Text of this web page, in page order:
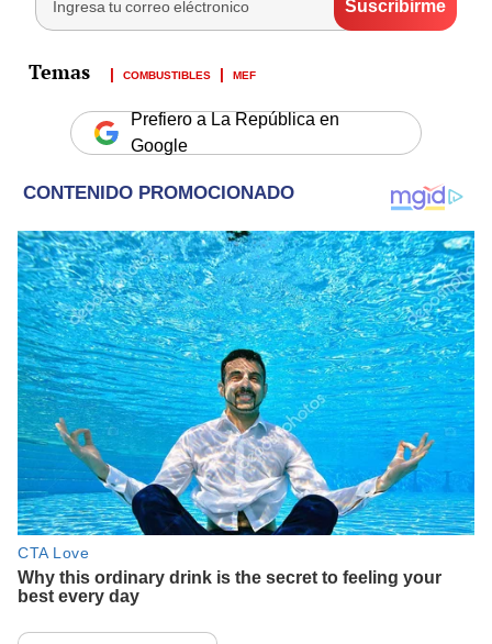
COMBUSTIBLES MEF
Prefiero a La República en
Google